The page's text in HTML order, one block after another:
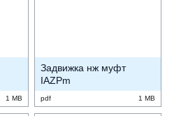
1 MB
Задвижка нж муфт
IAZPm
pdf 1 MB